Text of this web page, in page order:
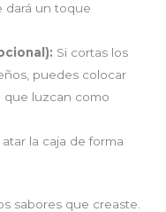
dará un toque
Si cortas los
puedes colocar
que luzcan como
atar la caja de forma
sabores que creaste.